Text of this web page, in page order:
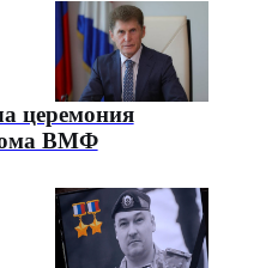
церемония
ВМФ